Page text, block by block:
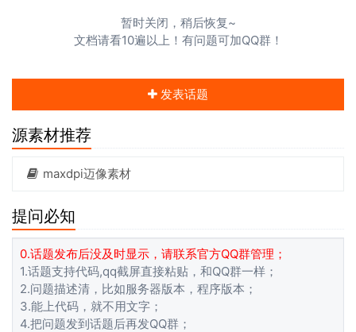
暂时关闭，稍后恢复~
文档请看10遍以上！有问题可加QQ群！
发表话题
源素材推荐
maxdpi迈像素材
提问必知
0.话题发布后没及时显示，请联系官方QQ群管理；
1.话题支持代码,qq截屏直接粘贴，和QQ群一样；
2.问题描述清，比如服务器版本，程序版本；
3.能上代码，就不用文字；
4.把问题发到话题后再发QQ群；